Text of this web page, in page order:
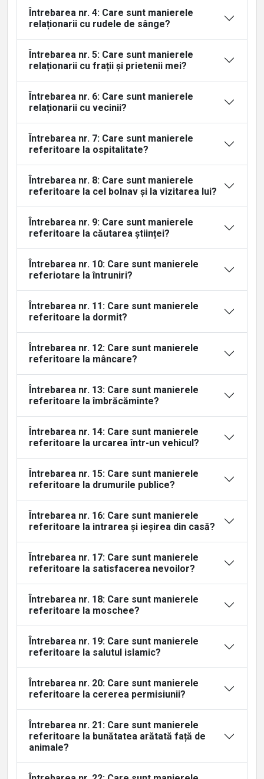
Întrebarea nr. 4: Care sunt manierele
relaționarii cu rudele de sânge?
Întrebarea nr. 5: Care sunt manierele
relaționarii cu frații și prietenii mei?
Întrebarea nr. 6: Care sunt manierele
relaționarii cu vecinii?
Întrebarea nr. 7: Care sunt manierele
referitoare la ospitalitate?
Întrebarea nr. 8: Care sunt manierele
referitoare la cel bolnav și la vizitarea lui?
Întrebarea nr. 9: Care sunt manierele
referitoare la căutarea științei?
Întrebarea nr. 10: Care sunt manierele
referiotare la întruniri?
Întrebarea nr. 11: Care sunt manierele
referitoare la dormit?
Întrebarea nr. 12: Care sunt manierele
referitoare la mâncare?
Întrebarea nr. 13: Care sunt manierele
referitoare la îmbrăcăminte?
Întrebarea nr. 14: Care sunt manierele
referitoare la urcarea într-un vehicul?
Întrebarea nr. 15: Care sunt manierele
referitoare la drumurile publice?
Întrebarea nr. 16: Care sunt manierele
referitoare la intrarea și ieșirea din casă?
Întrebarea nr. 17: Care sunt manierele
referitoare la satisfacerea nevoilor?
Întrebarea nr. 18: Care sunt manierele
referitoare la moschee?
Întrebarea nr. 19: Care sunt manierele
referitoare la salutul islamic?
Întrebarea nr. 20: Care sunt manierele
referitoare la cererea permisiunii?
Întrebarea nr. 21: Care sunt manierele
referitoare la bunătatea arătată față de
animale?